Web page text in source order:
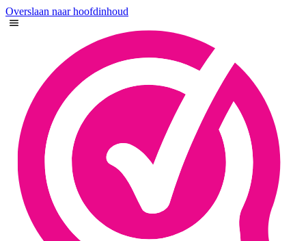
Overslaan naar hoofdinhoud